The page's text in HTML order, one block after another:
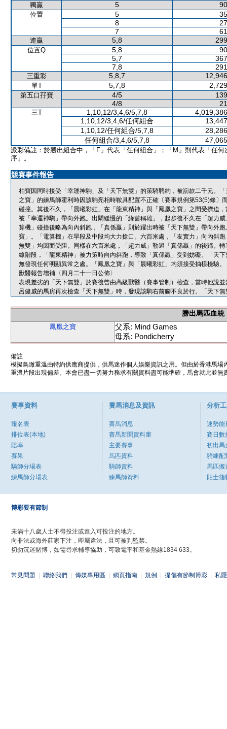
獨贏
5
位置 5
8
7
連贏 5,8
位置Q 5,8
5,7
7,8
三重彩 5,8,7
單T 5,7,8
第五口孖寶 4/5
4/8
三T 1,10,12/3,4,6/5,7,8
1,10,12/3,4,6/任何組合
1,10,12/任何組合/5,7,8
任何組合/3,4,6/5,7,8
派彩備註：於勝出組合中，「F」代表「任何組合」；「M」則代表「任何
序」。
競賽事件報告
柏寶因同時接受「幸運神駒」及「天下無雙」的策騎聘約，被罰款二千元。
之寶」的練馬師霍利時因該駒亮相時鞍具配置不正確〔賽事規例第53(5)條〕
碰撞。其後不久，「晨曦彩虹」在「龍東精神」與「鳳凰之寶」之間受擠迫
被「幸運神駒」帶向外跑。出閘緩慢的「綠茵稱雄」，起步後不久在「超力
算機」碰撞後略為向內斜跑，「真係贏」則於躍出時被「天下無雙」帶向外
寶」。「電算機」在早段及中段均大力搶口。六百米處，「友實力」向內斜
無雙」均因而受阻。同樣在六百米處，「超力威」勒避「真係贏」的後蹄。
線階段，「龍東精神」被力策時向內斜跑，導致「真係贏」受到妨礙。「天
無發現任何明顯異常之處。「鳳凰之寶」與「晨曦彩虹」均須接受抽樣檢驗。
獸醫報告增補〈四月二十一日公佈〉
表現差劣的「天下無雙」於賽後曾由高級獸醫（賽事管制）檢查，當時他說
呂健威的馬房再次檢查「天下無雙」時，發現該駒右前腳不良於行。「天下
勝出馬匹血統
鳳凰之寶
父系: Mind Games
母系: Pondicherry
備註
模擬鳥瞰重溫由特約供應商提供，供馬迷作個人娛樂資訊之用。但由於香港馬
重溫片段出現偏差。本會已盡一切努力務求有關資料盡可能準確，馬會就此並
賽事資料
報名表
排位表(本地)
賠率
賽果
騎師分場表
練馬師分場表
賽馬消息及資訊
賽馬消息
賽馬新聞資料庫
主要賽事
馬匹資料
騎師資料
練馬師資料
分析
速勢能
賽日數
初出馬
騎練配
馬匹搬
貼士指
博彩要有節制
未滿十八歲人士不得投注或進入可投注的地方。
向非法或海外莊家下注，即屬違法，且可被判監禁。
切勿沉迷賭博，如需尋求輔導協助，可致電平和基金熱線1834 633。
常見問題 聯絡我們 傳媒專用區 網頁指南 規例 提倡有節制博彩 私